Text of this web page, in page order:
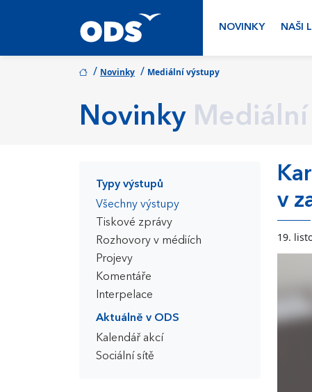
NOVINKY NAŠI
/ Novinky / Mediální výstupy
Novinky
Typy výstupů
Všechny výstupy
Tiskové zprávy
Rozhovory v médiích
Projevy
Komentáře
Interpelace
Aktuálně v ODS
Kalendář akcí
Sociální sítě
v
19.